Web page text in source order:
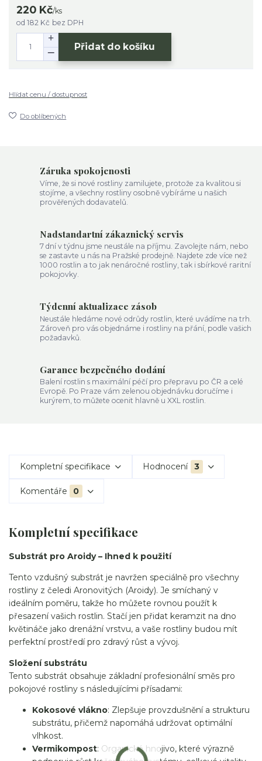
220 Kč/ks
od182 Kč bez DPH
Přidat do košíku
Hlídat cenu / dostupnost
Do oblíbených
Záruka spokojenosti
Víme, že si nové rostliny zamilujete, protože za kvalitou si
stojíme, a všechny rostliny osobně vybíráme u našich
prověřených dodavatelů.
Nadstandartní zákaznický servis
7 dní v týdnu jsme neustále na příjmu. Zavolejte nám, nebo
se zastavte u nás na Pražské prodejně. Najdete zde více než
1000 rostlin a to jak nenáročné rostliny, tak i sbírkové raritní
pokojovky.
Týdenní aktualizace zásob
Neustále hledáme nové odrůdy rostlin, které uvádíme na trh.
Zároveň pro vás objednáme i rostliny na přání, podle vašich
požadavků.
Garance bezpečného dodání
Balení rostlin s maximální péčí pro přepravu po ČR a celé
Evropě. Po Praze vám zelenou objednávku doručíme i
kurýrem, to můžete ocenit hlavně u XXL rostlin.
Kompletní specifikace Hodnocení 3
Komentáře 0
Kompletní specifikace
Substrát pro Aroidy – Ihned k použití
Tento vzdušný substrát je navržen speciálně pro všechny
rostliny z čeledi Aronovitých (Aroidy). Je smíchaný v
ideálním poměru, takže ho můžete rovnou použít k
přesazení vašich rostlin. Stačí jen přidat keramzit na dno
květináče jako drenážní vrstvu, a vaše rostliny budou mít
perfektní prostředí pro zdravý růst a vývoj.
Složení substrátu
Tento substrát obsahuje základní profesionální směs pro
pokojové rostliny s následujícími přísadami:
Kokosové vlákno: Zlepšuje provzdušnění a strukturu
substrátu, přičemž napomáhá udržovat optimální
vlhkost.
Vermikompost: Organické hnojivo, které výrazně